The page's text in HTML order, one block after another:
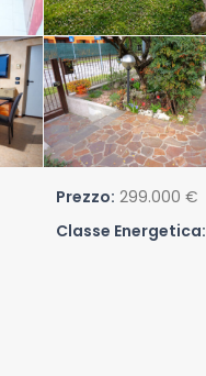
Prezzo: 299.000 €
Classe Energetica: